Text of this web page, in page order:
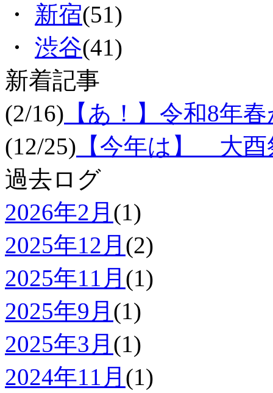
・ 新宿(51)
・ 渋谷(41)
新着記事
(2/16) 【あ！】令和8年
(12/25) 【今年は】 大
過去ログ
2026年2月 (1)
2025年12月 (2)
2025年11月 (1)
2025年9月 (1)
2025年3月 (1)
2024年11月 (1)